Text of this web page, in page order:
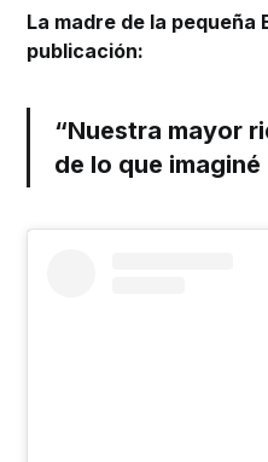
La madre de la pequeña
publicación:
“Nuestra mayor
de lo que